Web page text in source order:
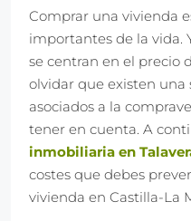
Comprar una vivienda
importantes de la vida.
se centran en el precio
olvidar que existen una
asociados a la
tener en cuenta. A
inmobiliaria en
costes que debes
vivienda en Castilla-La